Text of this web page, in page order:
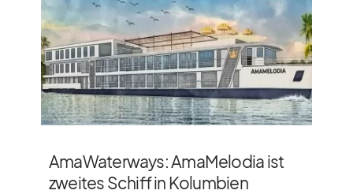
AmaWaterways: AmaMelodia ist
zweites Schiff in Kolumbien